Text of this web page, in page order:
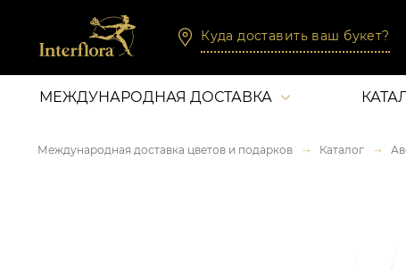
Куда доставить ваш букет?
МЕЖДУНАРОДНАЯ ДОСТАВКА
Международная доставка цветов и подарков Каталог